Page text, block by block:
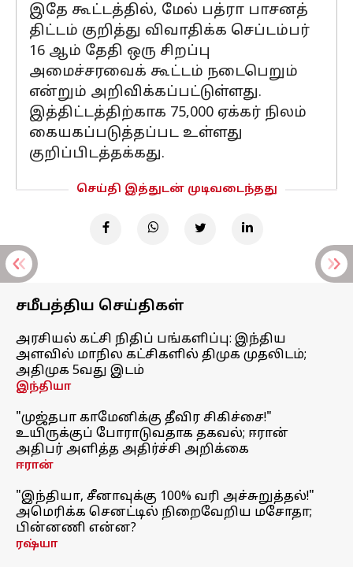
இதே கூட்டத்தில், மேல் பத்ரா பாசனத்
திட்டம் குறித்து விவாதிக்க செப்டம்பர்
16 ஆம் தேதி ஒரு சிறப்பு
அமைச்சரவைக் கூட்டம் நடைபெறும்
என்றும் அறிவிக்கப்பட்டுள்ளது.
இத்திட்டத்திற்காக 75,000 ஏக்கர் நிலம்
கையகப்படுத்தப்பட உள்ளது
குறிப்பிடத்தக்கது.
செய்தி இத்துடன் முடிவடைந்தது
சமீபத்திய செய்திகள்
அரசியல் கட்சி நிதிப் பங்களிப்பு: இந்திய
அளவில் மாநில கட்சிகளில் திமுக முதலிடம்;
அதிமுக 5வது இடம்
இந்தியா
"முஜ்தபா காமேனிக்கு தீவிர சிகிச்சை!"
உயிருக்குப் போராடுவதாக தகவல்; ஈரான்
அதிபர் அளித்த அதிர்ச்சி அறிக்கை
ஈரான்
"இந்தியா, சீனாவுக்கு 100% வரி அச்சுறுத்தல்!"
அமெரிக்க செனட்டில் நிறைவேறிய மசோதா;
பின்னணி என்ன?
ரஷ்யா